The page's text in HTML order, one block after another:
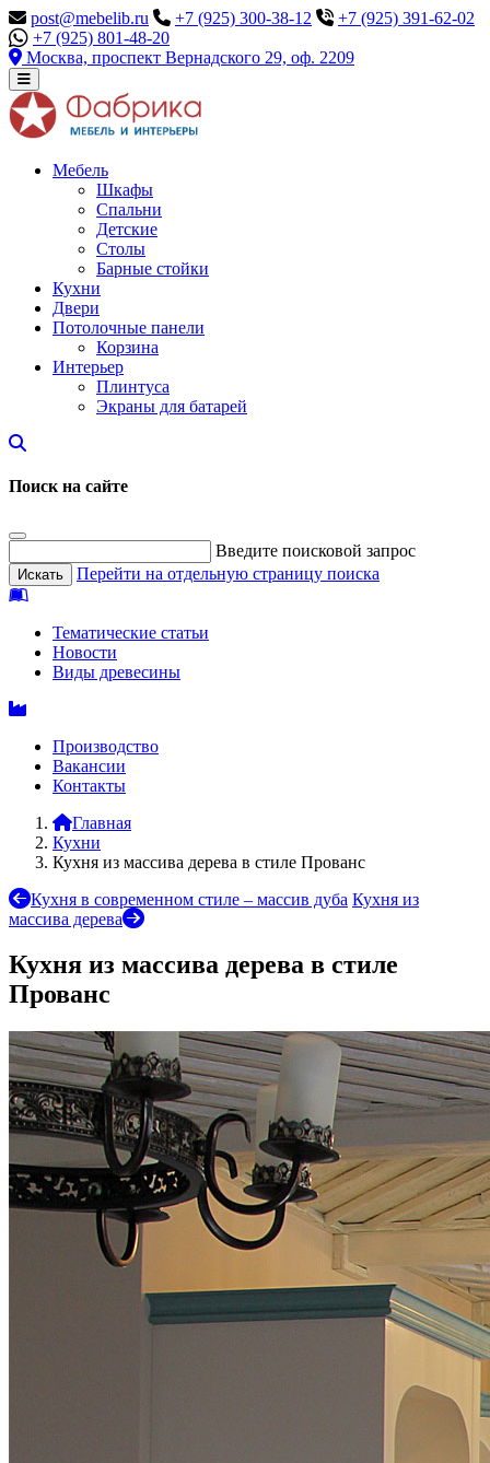
post@mebelib.ru +7 (925) 300-38-12
+7 (925) 391-62-02
+7 (925) 801-48-20
Москва, проспект Вернадского 29, оф. 2209
Мебель
Шкафы
Спальни
Детские
Столы
Барные стойки
Кухни
Двери
Потолочные панели
Корзина
Интерьер
Плинтуса
Экраны для батарей
Поиск на сайте
Введите поисковой запрос
Перейти на отдельную страницу поиска
Тематические статьи
Новости
Виды древесины
Производство
Вакансии
Контакты
Главная
Кухни
Кухня из массива дерева в стиле Прованс
Кухня в современном стиле – массив дуба Кухня из
массива дерева
Кухня из массива дерева в стиле
Прованс